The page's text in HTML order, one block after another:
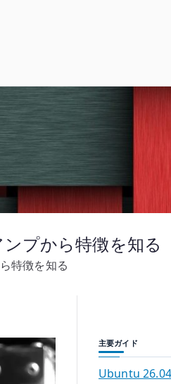
プから特徴を知る
特徴を知る
主要ガイド
Ubuntu